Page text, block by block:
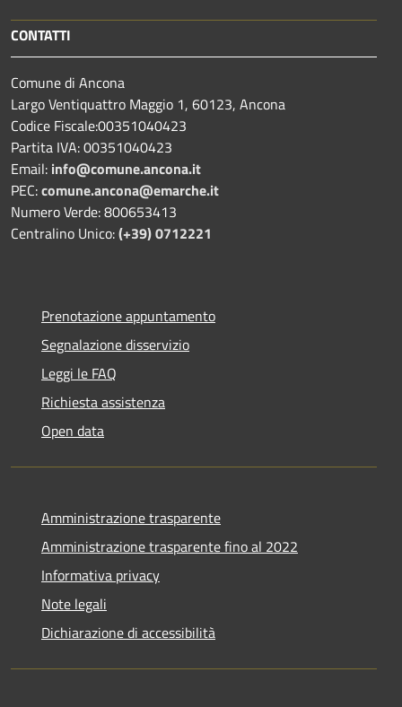
CONTATTI
Comune di Ancona
Largo Ventiquattro Maggio 1, 60123, Ancona
Codice Fiscale:00351040423
Partita IVA: 00351040423
Email: info@comune.ancona.it
PEC:comune.ancona@emarche.it
Numero Verde: 800653413
Centralino Unico:(+39) 0712221
Prenotazione appuntamento
Segnalazione disservizio
Leggi le FAQ
Richiesta assistenza
Open data
Amministrazione trasparente
Amministrazione trasparente fino al 2022
Informativa privacy
Note legali
Dichiarazione di accessibilità